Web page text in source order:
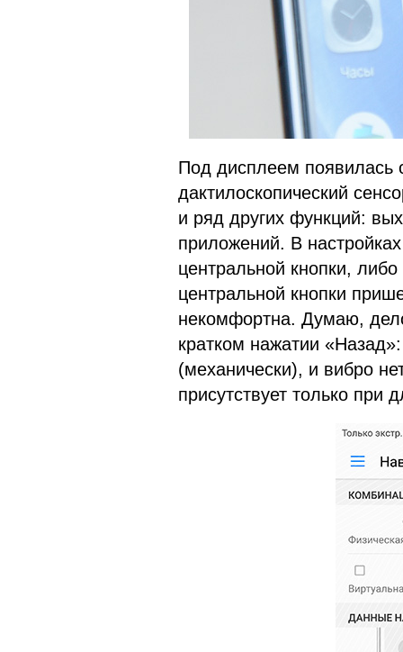
Под дисплеем появилась
дактилоскопический
и ряд других функций:
приложений. В
центральной кнопки,
центральной кнопки
некомфортна. Думаю,
кратком нажатии
(механически), и вибро
присутствует только